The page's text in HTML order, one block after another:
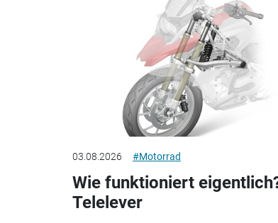
03.08.2026 #Motorrad
Wie funktioniert
Telelever